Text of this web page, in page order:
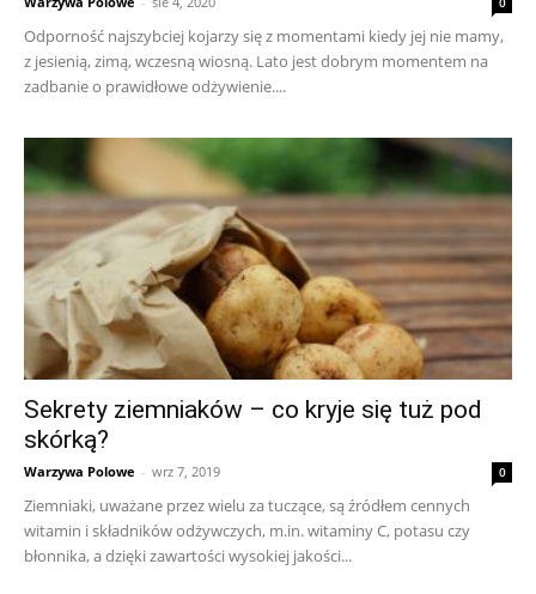
Odporność najszybciej kojarzy się z momentami kiedy jej nie mamy,
z jesienią, zimą, wczesną wiosną. Lato jest dobrym momentem na
zadbanie o prawidłowe odżywienie....
Sekrety ziemniaków – co kryje się tuż pod
skórką?
Warzywa Polowe - wrz 7, 2019 0
Ziemniaki, uważane przez wielu za tuczące, są źródłem cennych
witamin i składników odżywczych, m.in. witaminy C, potasu czy
błonnika, a dzięki zawartości wysokiej jakości...